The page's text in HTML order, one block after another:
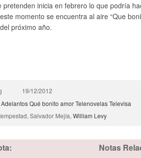
pretenden inicia en febrero lo que podría
momento se encuentra al aire “Que
próximo año.
19/12/2012
AdelantosQué bonito amorTelenovelasTelevisa
Salvador Mejía, William Levy
Notas